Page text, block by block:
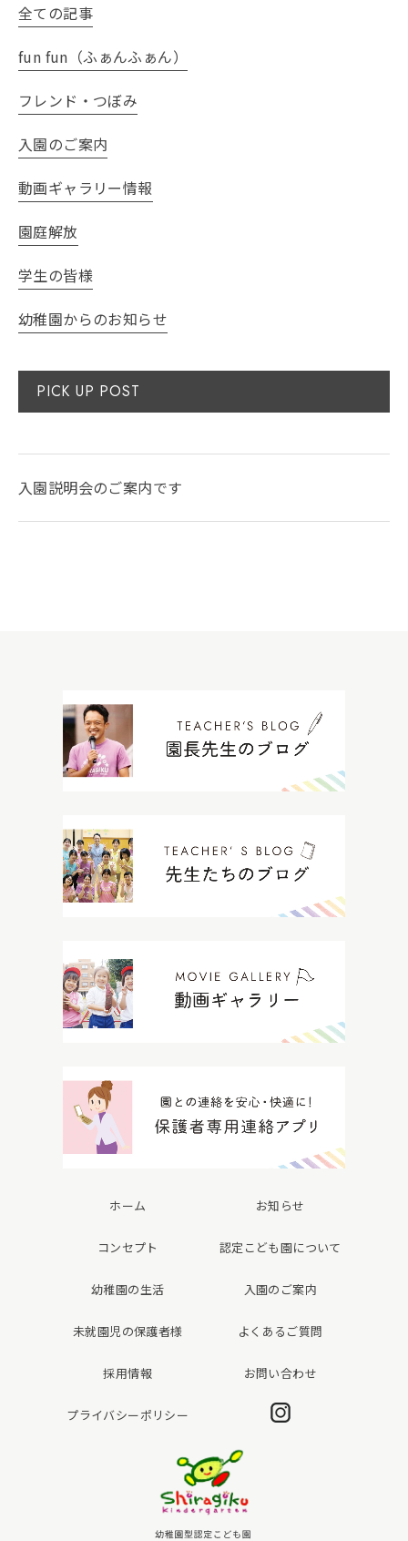
全ての記事
fun fun（ふぁんふぁん）
フレンド・つぼみ
入園のご案内
動画ギャラリー情報
園庭解放
学生の皆様
幼稚園からのお知らせ
PICK UP POST
入園説明会のご案内です
ホーム お知らせ
コンセプト 認定こども園について
幼稚園の生活 入園のご案内
未就園児の保護者様 よくあるご質問
採用情報 お問い合わせ
プライバシーポリシー